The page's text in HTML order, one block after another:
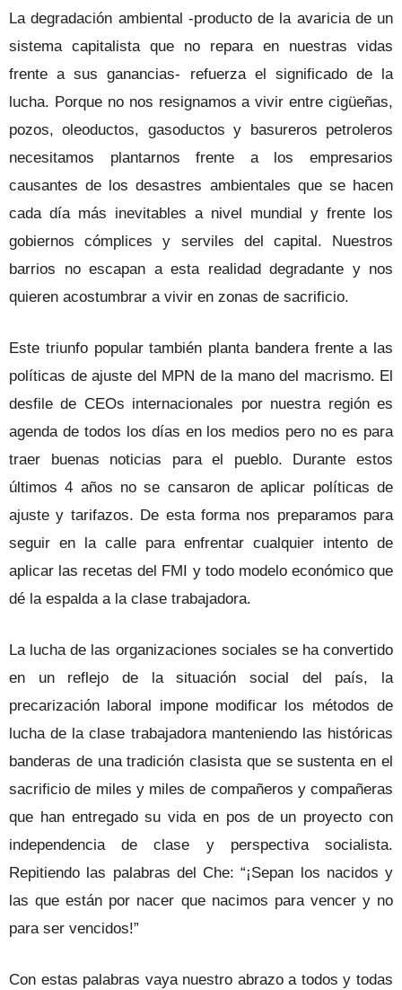
La degradación ambiental -producto de la avaricia de un
sistema capitalista que no repara en nuestras vidas
frente a sus ganancias- refuerza el significado de la
lucha. Porque no nos resignamos a vivir entre cigüeñas,
pozos, oleoductos, gasoductos y basureros petroleros
necesitamos plantarnos frente a los empresarios
causantes de los desastres ambientales que se hacen
cada día más inevitables a nivel mundial y frente los
gobiernos cómplices y serviles del capital. Nuestros
barrios no escapan a esta realidad degradante y nos
quieren acostumbrar a vivir en zonas de sacrificio.
Este triunfo popular también planta bandera frente a las
políticas de ajuste del MPN de la mano del macrismo. El
desfile de CEOs internacionales por nuestra región es
agenda de todos los días en los medios pero no es para
traer buenas noticias para el pueblo. Durante estos
últimos 4 años no se cansaron de aplicar políticas de
ajuste y tarifazos. De esta forma nos preparamos para
seguir en la calle para enfrentar cualquier intento de
aplicar las recetas del FMI y todo modelo económico que
dé la espalda a la clase trabajadora.
La lucha de las organizaciones sociales se ha convertido
en un reflejo de la situación social del país, la
precarización laboral impone modificar los métodos de
lucha de la clase trabajadora manteniendo las históricas
banderas de una tradición clasista que se sustenta en el
sacrificio de miles y miles de compañeros y compañeras
que han entregado su vida en pos de un proyecto con
independencia de clase y perspectiva socialista.
Repitiendo las palabras del Che: “¡Sepan los nacidos y
las que están por nacer que nacimos para vencer y no
para ser vencidos!”
Con estas palabras vaya nuestro abrazo a todos y todas